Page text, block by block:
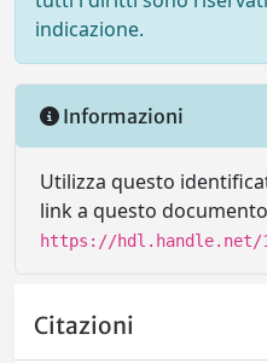
indicazione.
Informazioni
Utilizza questo
link a questo
https://hdl.handle.net/
Citazioni